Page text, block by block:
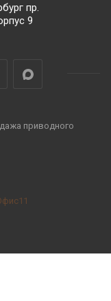
пр.
9
приводного